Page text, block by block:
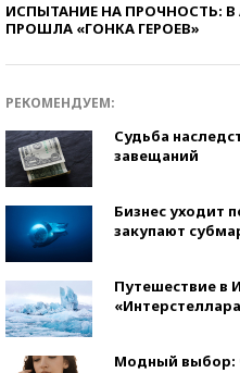
ИСПЫТАНИЕ НА ПРОЧНОСТЬ: В
ПРОШЛА «ГОНКА ГЕРОЕВ»
РЕКОМЕНДУЕМ:
Судьба
завещаний
Бизнес уходит
закупают
Путешествие в
Модный выбор: